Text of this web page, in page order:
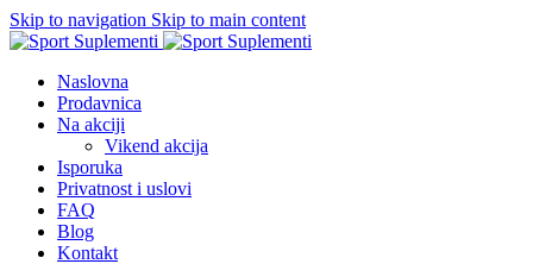
Skip to navigation Skip to main content
Naslovna
Prodavnica
Na akciji
Vikend akcija
Isporuka
Privatnost i uslovi
FAQ
Blog
Kontakt